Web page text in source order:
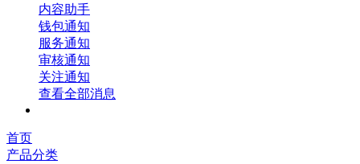
内容助手
钱包通知
服务通知
审核通知
关注通知
查看全部消息
首页
产品分类